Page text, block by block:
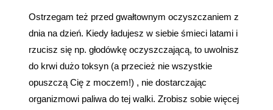
Ostrzegam też przed gwałtownym oczyszczaniem z
dnia na dzień. Kiedy ładujesz w siebie śmieci latami i
rzucisz się np. głodówkę oczyszczającą, to uwolnisz
do krwi dużo toksyn (a przecież nie wszystkie
opuszczą Cię z moczem!) , nie dostarczając
organizmowi paliwa do tej walki. Zrobisz sobie więcej